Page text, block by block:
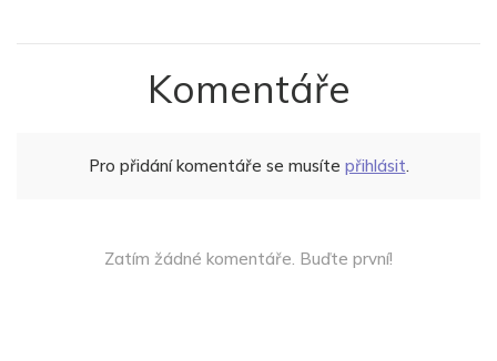
Komentáře
Pro přidání komentáře se musíte přihlásit.
Zatím žádné komentáře. Buďte první!